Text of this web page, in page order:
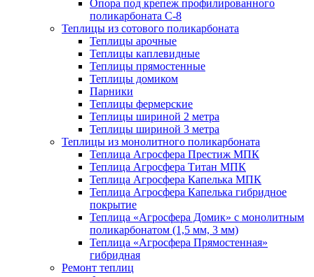
Опора под крепеж профилированного
поликарбоната С-8
Теплицы из сотового поликарбоната
Теплицы арочные
Теплицы каплевидные
Теплицы прямостенные
Теплицы домиком
Парники
Теплицы фермерские
Теплицы шириной 2 метра
Теплицы шириной 3 метра
Теплицы из монолитного поликарбоната
Теплица Агросфера Престиж МПК
Теплица Агросфера Титан МПК
Теплица Агросфера Капелька МПК
Теплица Агросфера Капелька гибридное
покрытие
Теплица «Агросфера Домик» с монолитным
поликарбонатом (1,5 мм, 3 мм)
Теплица «Агросфера Прямостенная»
гибридная
Ремонт теплиц